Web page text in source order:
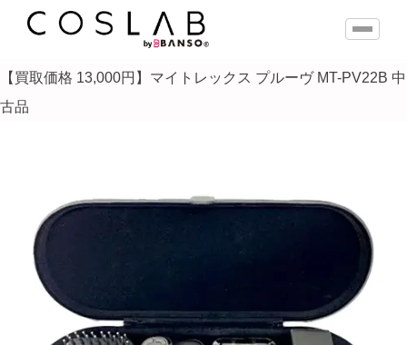
【買取価格 13,000円】マイトレックス プルーヴ MT-PV22B 中
古品